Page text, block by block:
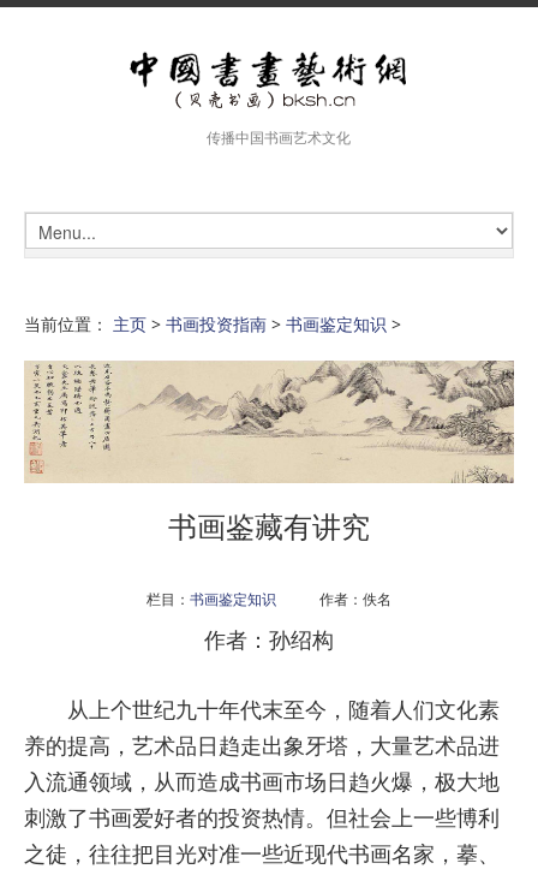
传播中国书画艺术文化
当前位置： 主页 > 书画投资指南 > 书画鉴定知识 >
书画鉴藏有讲究
栏目： 书画鉴定知识 作者：佚名
作者：孙绍构
从上个世纪九十年代末至今，随着人们文化素
养的提高，艺术品日趋走出象牙塔，大量艺术品进
入流通领域，从而造成书画市场日趋火爆，极大地
刺激了书画爱好者的投资热情。但社会上一些博利
之徒，往往把目光对准一些近现代书画名家，摹、